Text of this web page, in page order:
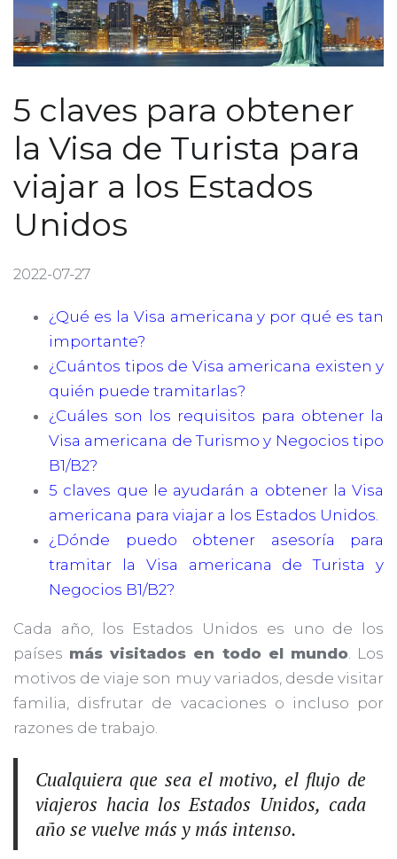
5 claves para obtener
la Visa de Turista para
viajar a los Estados
Unidos
2022-07-27
¿Qué es la Visa americana y por qué es tan
importante?
¿Cuántos tipos de Visa americana existen y
quién puede tramitarlas?
¿Cuáles son los requisitos para obtener la
Visa americana de Turismo y Negocios tipo
B1/B2?
5 claves que le ayudarán a obtener la Visa
americana para viajar a los Estados Unidos.
¿Dónde puedo obtener asesoría para
tramitar la Visa americana de Turista y
Negocios B1/B2?
Cada año, los Estados Unidos es uno de los
países más visitados en todo el mundo. Los
motivos de viaje son muy variados, desde visitar
familia, disfrutar de vacaciones o incluso por
razones de trabajo.
Cualquiera que sea el motivo, el flujo de
viajeros hacia los Estados Unidos, cada
año se vuelve más y más intenso.